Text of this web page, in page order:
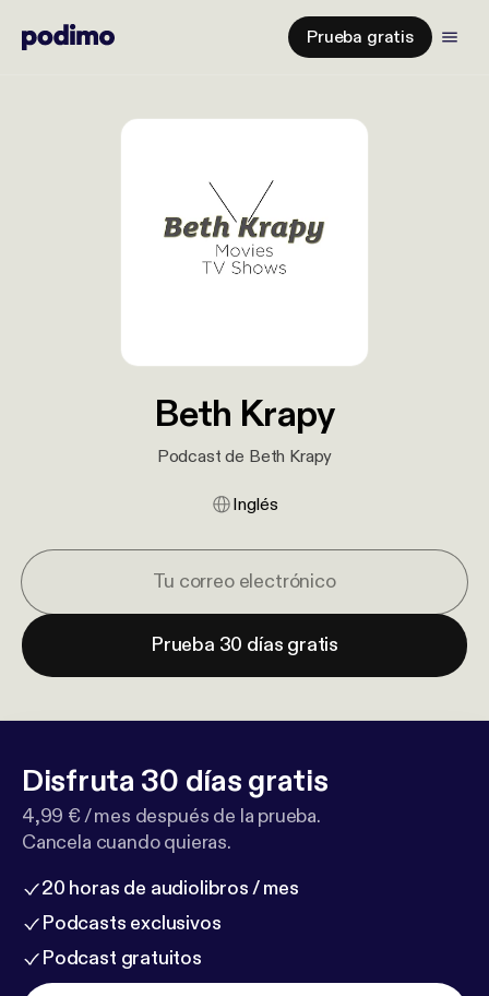
Prueba gratis
Beth Krapy
Podcast de Beth Krapy
Inglés
Prueba 30 días gratis
Disfruta 30 días gratis
4,99 € / mes después de la prueba.
Cancela cuando quieras.
20 horas de audiolibros / mes
Podcasts exclusivos
Podcast gratuitos